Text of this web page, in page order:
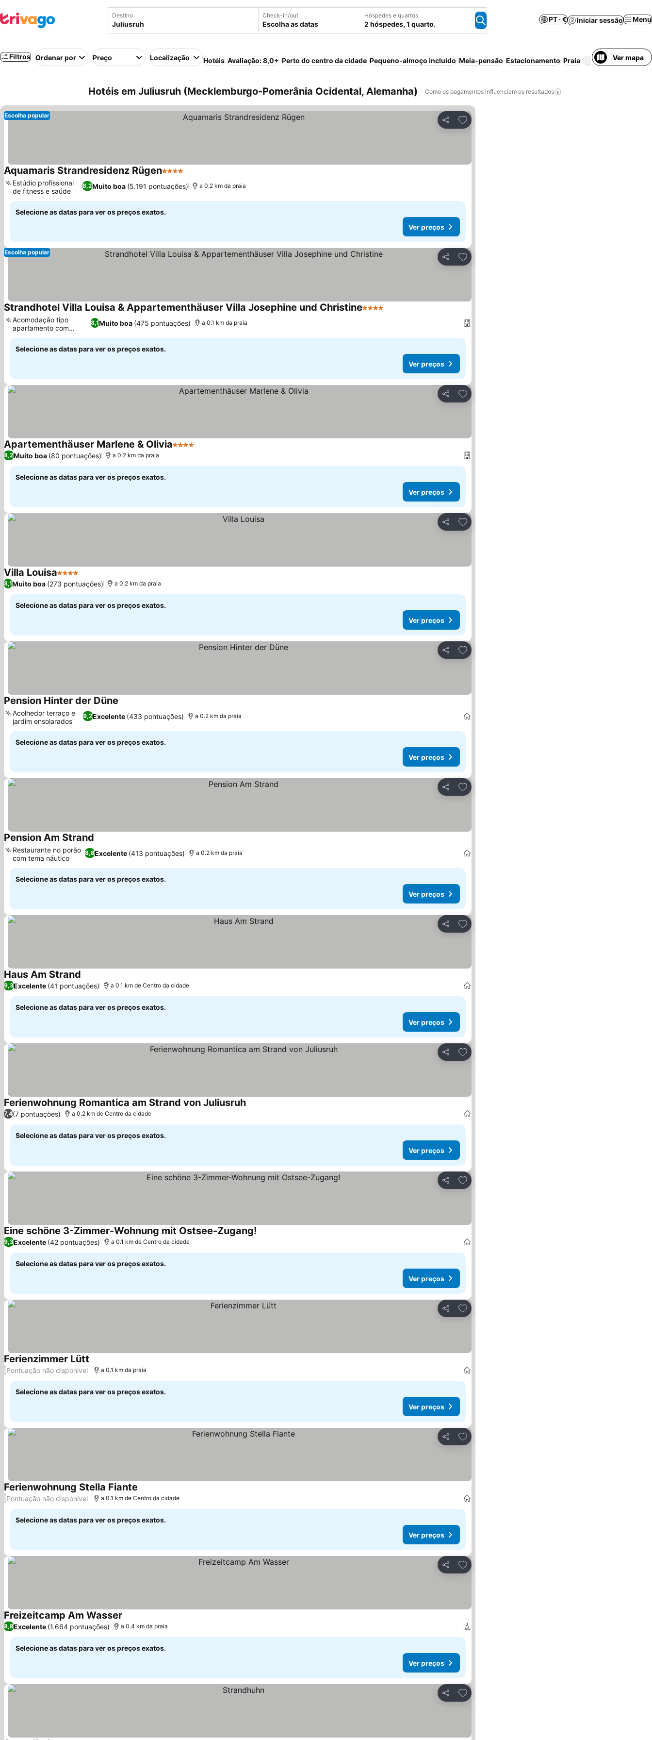
Destino Check-in/out
Escolha as datas
Hóspedes e quartos
2 hóspedes, 1 quarto.
PT · € Iniciar sessão Menu
Filtros Ordenar por Preço Localização Hotéis Avaliação: 8,0+ Perto do centro da cidade Pequeno-almoço incluído Meia-pensão Estacionamento Praia Piscina
Ver mapa
Hotéis em Juliusruh (Mecklemburgo-Pomerânia Ocidental, Alemanha) Como os pagamentos influenciam os resultados
Partilhar
Adicionar aos favoritos
Escolha popular
Aquamaris Strandresidenz Rügen4 Estrelas
8,2Muito boa (5.191 pontuações)
Estúdio profissional
de fitness e saúde
a 0.2 km da praia
Selecione as datas para ver os preços exatos.
Ver preços
Partilhar
Adicionar aos favoritos
Escolha popular
Strandhotel Villa Louisa & Appartementhäuser Villa Josephine und Christine4 Estrelas
8,1Muito boa (475 pontuações)
Acomodação tipo
apartamento com
cozinha
a 0.1 km da praia
Selecione as datas para ver os preços exatos.
Ver preços
Partilhar
Adicionar aos favoritos
Apartementhäuser Marlene & Olivia4 Estrelas
8,2Muito boa (80 pontuações) a 0.2 km da praia
Selecione as datas para ver os preços exatos.
Ver preços
Partilhar
Adicionar aos favoritos
Villa Louisa4 EstrelasVer preços
8,1Muito boa (273 pontuações) a 0.2 km da praia
Selecione as datas para ver os preços exatos.
Ver preços
Partilhar
Adicionar aos favoritos
Pension Hinter der Düne
9,2Excelente (433 pontuações)
Acolhedor terraço e
jardim ensolarados
a 0.2 km da praia
Selecione as datas para ver os preços exatos.
Ver preços
Partilhar
Adicionar aos favoritos
Pension Am Strand
8,8Excelente (413 pontuações)
Restaurante no porão
com tema náutico
a 0.2 km da praia
Selecione as datas para ver os preços exatos.
Ver preços
Partilhar
Adicionar aos favoritos
Haus Am Strand Ver preços
9,3Excelente (41 pontuações) a 0.1 km de Centro da cidade
Selecione as datas para ver os preços exatos.
Ver preços
Partilhar
Adicionar aos favoritos
Ferienwohnung Romantica am Strand von JuliusruhVer preços
7,4(7 pontuações) a 0.2 km de Centro da cidade
Selecione as datas para ver os preços exatos.
Ver preços
Partilhar
Adicionar aos favoritos
Eine schöne 3-Zimmer-Wohnung mit Ostsee-Zugang!
9,3Excelente (42 pontuações) a 0.1 km de Centro da cidade
Selecione as datas para ver os preços exatos.
Ver preços
Partilhar
Adicionar aos favoritos
Ferienzimmer Lütt Ver preços
/Pontuação não disponível a 0.1 km da praia
Selecione as datas para ver os preços exatos.
Ver preços
Partilhar
Adicionar aos favoritos
Ferienwohnung Stella Fiante
/Pontuação não disponível a 0.1 km de Centro da cidade
Selecione as datas para ver os preços exatos.
Ver preços
Partilhar
Adicionar aos favoritos
Freizeitcamp Am Wasser
8,8Excelente (1.664 pontuações) a 0.4 km da praia
Selecione as datas para ver os preços exatos.
Ver preços
Partilhar
Adicionar aos favoritos